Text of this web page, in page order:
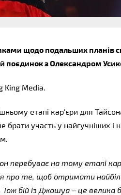
щодо подальших планів
поєдинок з Олександром
King Media.
етапі кар'єри для
брати участь у найгучніших
перебуває на тому етапі
про те, щоб отримати
бій із Джошуа – це велика